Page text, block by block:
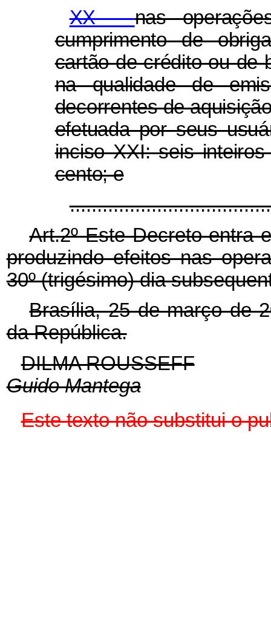
XX -nas
cumprimento de
cartão de crédito ou de
na qualidade de
decorrentes de
efetuada por seus
inciso XXI: seis
cento; e
Art.2º Este Decreto entra
produzindo efeitos nas
30º (trigésimo) dia
Brasília, 25 de março de
da República.
DILMA ROUSSEFF
Guido Mantega
Este texto não substitui o